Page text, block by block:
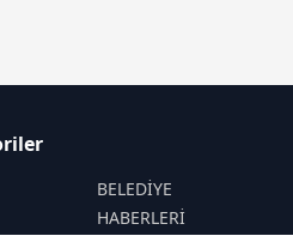
BELEDİYE
HABERLERİ